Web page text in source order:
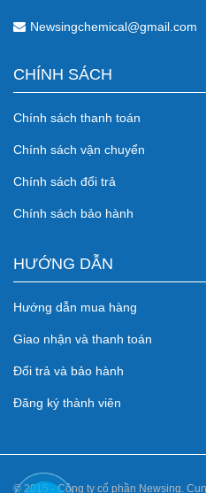
Newsingchemical@gmail.com
CHÍNH SÁCH
Chính sách thanh toán
Chính sách vận chuyển
Chính sách đổi trả
Chính sách bảo hành
HƯỚNG DẪN
Hướng dẫn mua hàng
Giao nhận và thanh toán
Đổi trả và bảo hành
Đăng ký thành viên
© 2015 - Công ty cổ phần Newsing.